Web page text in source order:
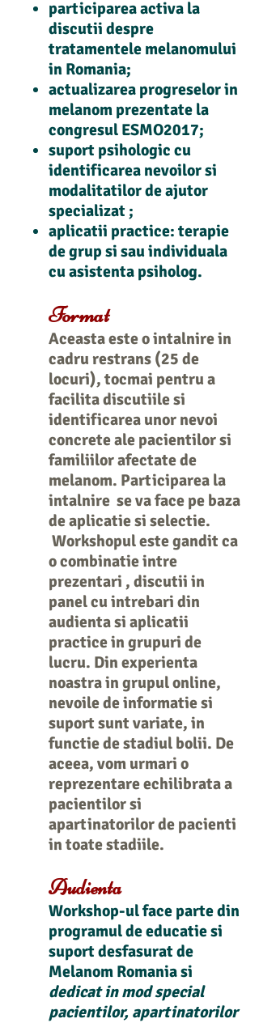
participarea activa la
discutii despre
tratamentele melanomului
in Romania;
actualizarea progreselor in
melanom prezentate la
congresul ESMO2017;
suport psihologic cu
identificarea nevoilor si
modalitatilor de ajutor
specializat ;
aplicatii practice: terapie
de grup si sau individuala
cu asistenta psiholog.
Format
Aceasta este o intalnire in
cadru restrans (25 de
locuri), tocmai pentru a
facilita discutiile si
identificarea unor nevoi
concrete ale pacientilor si
familiilor afectate de
melanom. Participarea la
intalnire se va face pe baza
de aplicatie si selectie.
Workshopul este gandit ca
o combinatie intre
prezentari , discutii in
panel cu intrebari din
audienta si aplicatii
practice in grupuri de
lucru. Din experienta
noastra in grupul online,
nevoile de informatie si
suport sunt variate, in
functie de stadiul bolii. De
aceea, vom urmari o
reprezentare echilibrata a
pacientilor si
apartinatorilor de pacienti
in toate stadiile.
Audienta
Workshop-ul face parte din
programul de educatie si
suport desfasurat de
Melanom Romania si
dedicat in mod special
pacientilor, apartinatorilor